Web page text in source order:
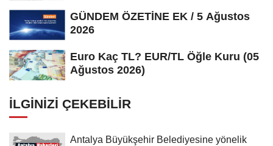
GÜNDEM ÖZETİNE EK / 5 Ağustos
2026
Euro Kaç TL? EUR/TL Öğle Kuru (05
Ağustos 2026)
İLGINIZI ÇEKEBILIR
Antalya Büyükşehir Belediyesine yönelik